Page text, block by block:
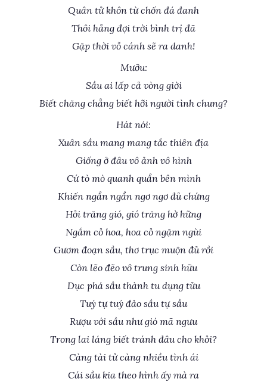
Quân tử khôn từ chốn đá đanh
Thôi hẵng đợi trời bình trị đã
Gặp thời vỗ cánh sẽ ra danh!
Mưỡu:
Sầu ai lấp cả vòng giời
Biết chăng chẳng biết hỡi người tình chung?
Hát nói:
Xuân sầu mang mang tắc thiên địa
Giống ở đâu vô ảnh vô hình
Cứ tò mò quanh quẩn bên mình
Khiến ngẩn ngẩn ngơ ngơ đủ chứng
Hỏi trăng gió, gió trăng hờ hững
Ngắm cỏ hoa, hoa cỏ ngậm ngùi
Gươm đoạn sầu, thơ trục muộn đủ rồi
Còn lẽo đẽo vô trung sinh hữu
Dục phá sầu thành tu dụng tửu
Tuý tự tuý đảo sầu tự sầu
Rượu với sầu như gió mã ngưu
Trong lai láng biết tránh đâu cho khỏi?
Càng tài tử càng nhiều tình ái
Cái sầu kia theo hình ấy mà ra